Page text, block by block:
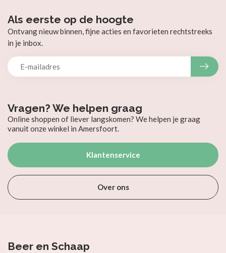
Vragen? We helpen graag
Online shoppen of liever langskomen? We helpen je graag
vanuit onze winkel in Amersfoort.
Klantenservice
Over ons
Als eerste op de hoogte
Ontvang nieuw binnen, fijne acties en favorieten rechtstreeks
in je inbox.
Beer en Schaap